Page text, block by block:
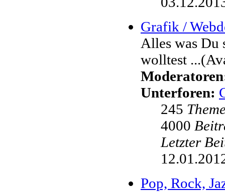
Grafik /
Alles was Du
wolltest
Unterforen:
245
4000
Letzter
Pop, Rock,